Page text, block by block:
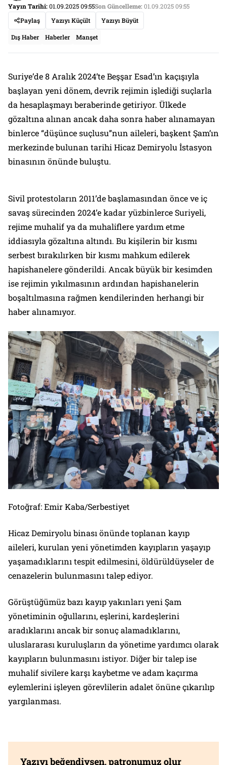
Yayın Tarihi:01.09.2025 09:55Son Güncelleme:01.09.2025 09:55
Paylaş
Yazıyı Küçült Yazıyı Büyüt
Dış Haber Haberler Manşet
Suriye’de 8 Aralık 2024’te Beşşar Esad’ın kaçışıyla
başlayan yeni dönem, devrik rejimin işlediği suçlarla
da hesaplaşmayı beraberinde getiriyor. Ülkede
gözaltına alınan ancak daha sonra haber alınamayan
binlerce “düşünce suçlusu”nun aileleri, başkent Şam’ın
merkezinde bulunan tarihi Hicaz Demiryolu İstasyon
binasının önünde buluştu.
Sivil protestoların 2011’de başlamasından önce ve iç
savaş sürecinden 2024’e kadar yüzbinlerce Suriyeli,
rejime muhalif ya da muhaliflere yardım etme
iddiasıyla gözaltına altındı. Bu kişilerin bir kısmı
serbest bırakılırken bir kısmı mahkum edilerek
hapishanelere gönderildi. Ancak büyük bir kesimden
ise rejimin yıkılmasının ardından hapishanelerin
boşaltılmasına rağmen kendilerinden herhangi bir
haber alınamıyor.
Fotoğraf: Emir Kaba/Serbestiyet
Hicaz Demiryolu binası önünde toplanan kayıp
aileleri, kurulan yeni yönetimden kayıpların yaşayıp
yaşamadıklarını tespit edilmesini, öldürüldüyseler de
cenazelerin bulunmasını talep ediyor.
Görüştüğümüz bazı kayıp yakınları yeni Şam
yönetiminin oğullarını, eşlerini, kardeşlerini
aradıklarını ancak bir sonuç alamadıklarını,
uluslararası kuruluşların da yönetime yardımcı olarak
kayıpların bulunmasını istiyor. Diğer bir talep ise
muhalif sivilere karşı kaybetme ve adam kaçırma
eylemlerini işleyen görevlilerin adalet önüne çıkarılıp
yargılanması.
Yazıyı beğendiysen, patronumuz olur